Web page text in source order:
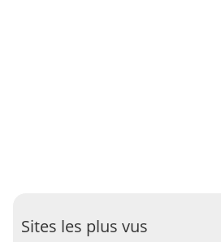
Sites les plus vus